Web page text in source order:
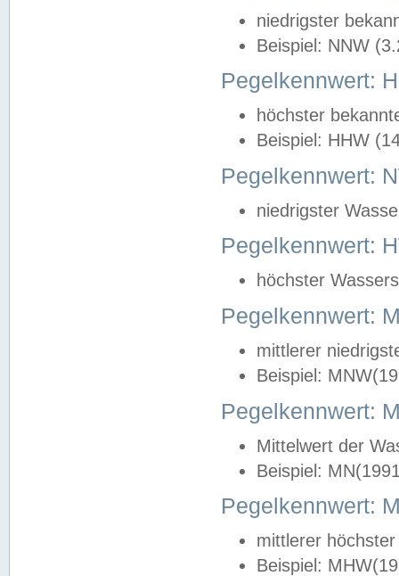
niedrigster
Beispiel: NNW
Pegelkennwert:
höchster
Beispiel: HHW
Pegelkennwert:
niedrigster
Pegelkennwert:
höchster
Pegelkennwert:
mittlerer
Beispiel:
Pegelkennwert:
Mittelwert der
Beispiel:
Pegelkennwert:
mittlerer
Beispiel: